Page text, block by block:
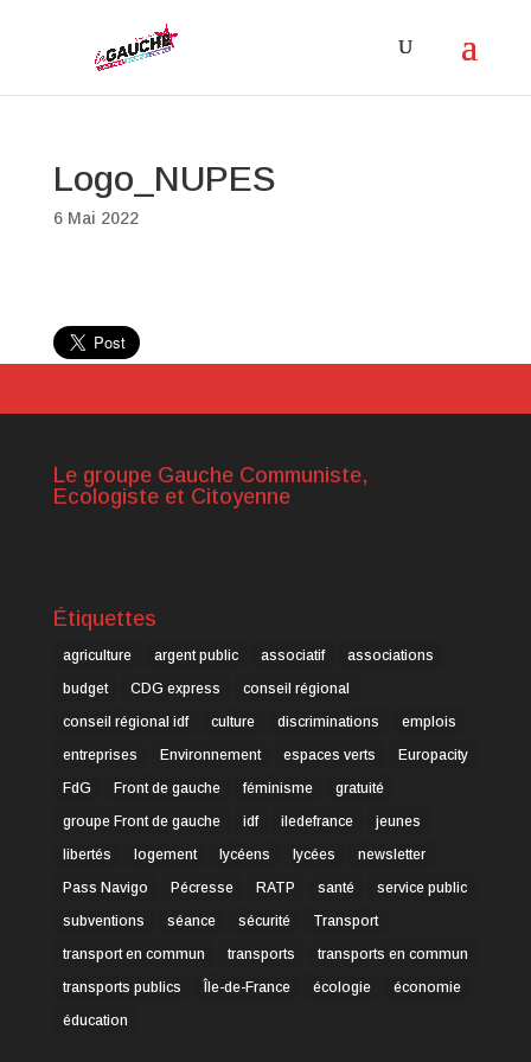
Logo_NUPES
6 Mai 2022
Le groupe Gauche Communiste,
Ecologiste et Citoyenne
Étiquettes
agriculture argent public associatif
associations
budget
CDG express
conseil régional
conseil régional idf
culture discriminations
emplois
entreprises
Environnement espaces verts
Europacity
FdG
Front de gauche féminisme
gratuité
groupe Front de gauche
idf iledefrance
jeunes
libertés
logement lycéens lycées
newsletter
Pass Navigo
Pécresse RATP santé
service public
subventions
séance sécurité
Transport
transport en commun
transports
transports en commun
transports publics
Île-de-France écologie
économie
éducation